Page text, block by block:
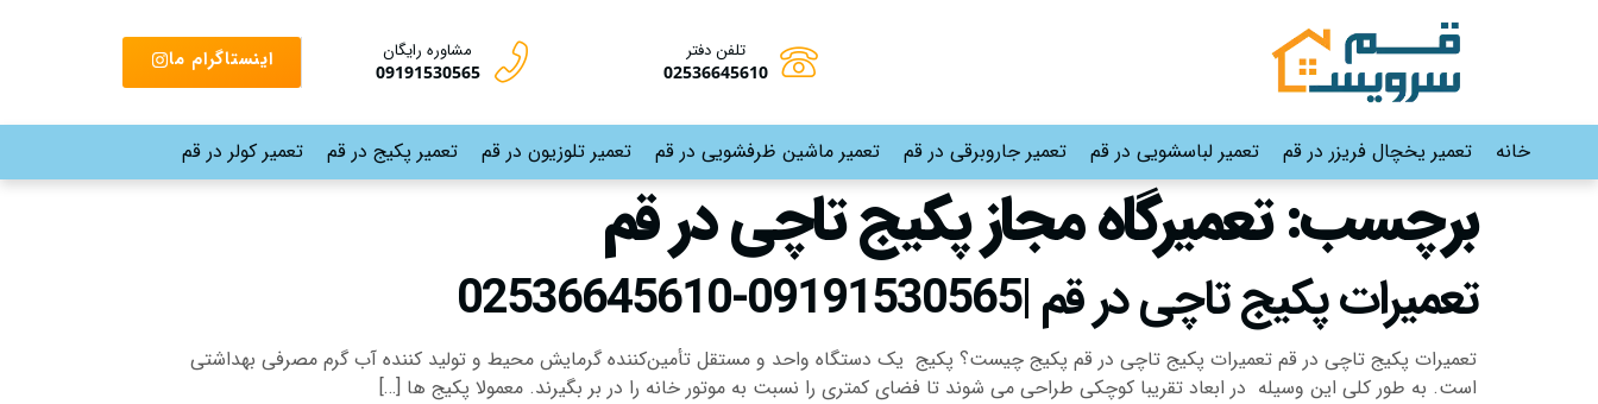
تلفن دفتر
02536645610
مشاوره رایگان
09191530565 اینستاگرام ما
خانه تعمیر یخچال فریزر در قم تعمیر لباسشویی در قم تعمیر جاروبرقی در قم تعمیر ماشین ظرفشویی در قم تعمیر تلوزیون در قم تعمیر پکیج در قم تعمیر کولر در قم
برچسب:تعمیرگاه مجاز پکیج تاچی در قم
تعمیرات پکیج تاچی در قم |09191530565-02536645610
تعمیرات پکیج تاچی در قم تعمیرات پکیج تاچی در قم پکیج چیست؟ پکیج یک دستگاه واحد و مستقل تأمین‌کننده گرمایش محیط و تولید کننده آب گرم مصرفی بهداشتی
است. به طور کلی این وسیله در ابعاد تقریبا کوچکی طراحی می شوند تا فضای کمتری را نسبت به موتور خانه را در بر بگیرند. معمولا پکیج ها […]